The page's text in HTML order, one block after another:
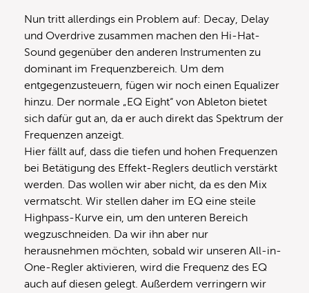
Nun tritt allerdings ein Problem auf: Decay, Delay
und Overdrive zusammen machen den Hi-Hat-
Sound gegenüber den anderen Instrumenten zu
dominant im Frequenzbereich. Um dem
entgegenzusteuern, fügen wir noch einen Equalizer
hinzu. Der normale „EQ Eight“ von Ableton bietet
sich dafür gut an, da er auch direkt das Spektrum der
Frequenzen anzeigt.
Hier fällt auf, dass die tiefen und hohen Frequenzen
bei Betätigung des Effekt-Reglers deutlich verstärkt
werden. Das wollen wir aber nicht, da es den Mix
vermatscht. Wir stellen daher im EQ eine steile
Highpass-Kurve ein, um den unteren Bereich
wegzuschneiden. Da wir ihn aber nur
herausnehmen möchten, sobald wir unseren All-in-
One-Regler aktivieren, wird die Frequenz des EQ
auch auf diesen gelegt. Außerdem verringern wir